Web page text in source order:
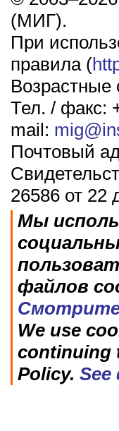
(МИГ).
При
правила (
Возрастные
Тел. / факс:
mail:
Почтовый
26586 от 22
Мы
файлов
We use
continuing
Policy. See